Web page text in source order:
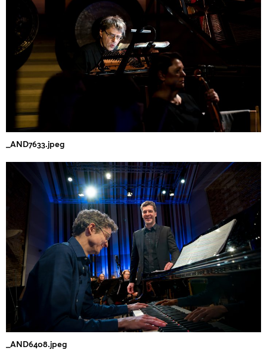
_AND7633.jpeg
_AND6408.jpeg